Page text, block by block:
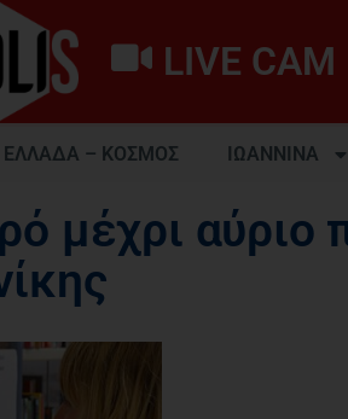
LIVE CAM
ΕΛΛΑΔΑ – ΚΟΣΜΟΣ ΙΩΑΝΝΙΝΑ
μέχρι αύριο